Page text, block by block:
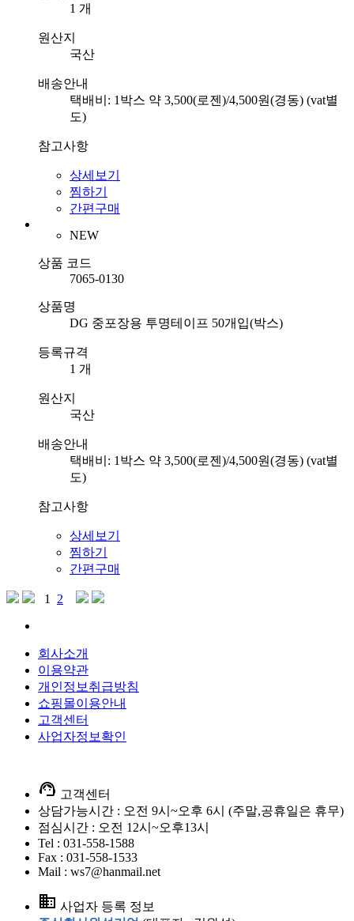
1 개
원산지
국산
배송안내
택배비: 1박스 약 3,500(로젠)/4,500원(경동) (vat별
도)
참고사항
상세보기
찜하기
간편구매
NEW
상품 코드
7065-0130
상품명
DG 중포장용 투명테이프 50개입(박스)
등록규격
1 개
원산지
국산
배송안내
택배비: 1박스 약 3,500(로젠)/4,500원(경동) (vat별
도)
참고사항
상세보기
찜하기
간편구매
1 2
회사소개
이용약관
개인정보취급방침
쇼핑몰이용안내
고객센터
사업자정보확인
support_agent 고객센터
상담가능시간 : 오전 9시~오후 6시 (주말,공휴일은 휴무)
점심시간 : 오전 12시~오후13시
Tel : 031-558-1588
Fax : 031-558-1533
Mail : ws7@hanmail.net
business 사업자 등록 정보